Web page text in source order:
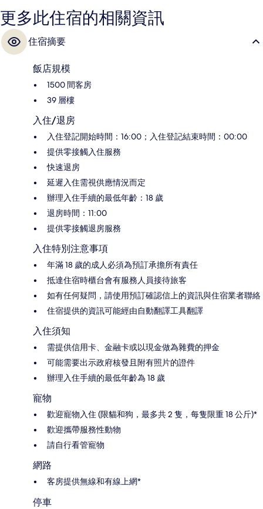
更多此住宿的相關資訊
住宿摘要
飯店規模
1500 間客房
39 層樓
入住/退房
入住登記開始時間：16:00；入住登記結束時間：00:00
提供零接觸入住服務
快速退房
延遲入住需視供應情況而定
辦理入住手續的最低年齡：18 歲
退房時間：11:00
提供零接觸退房服務
入住特別注意事項
年滿 18 歲的成人必須為預訂承擔所有責任
抵達住宿時櫃台會有服務人員接待旅客
如有任何疑問，請使用預訂確認信上的資訊與住宿業者聯絡
住宿提供的資訊可能經由自動翻譯工具翻譯
入住須知
需提供信用卡、金融卡或以現金做為雜費的押金
可能需要出示政府核發且附有照片的證件
辦理入住手續的最低年齡為 18 歲
寵物
歡迎寵物入住 (限貓和狗，最多共 2 隻，每隻限重 18 公斤)*
歡迎攜帶服務性動物
請自行看管寵物
網路
客房提供無線和有線上網*
停車